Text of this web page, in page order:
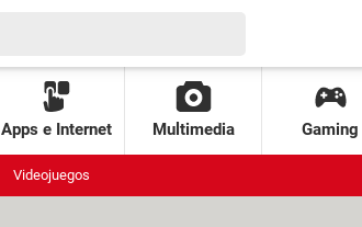
Apps e Internet Multimedia Gaming
Videojuegos